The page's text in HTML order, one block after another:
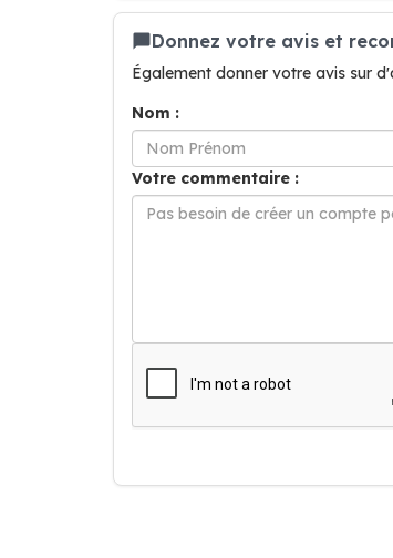
Donnez votre avis et
Également donner votre avis sur
Nom :
Votre commentaire :